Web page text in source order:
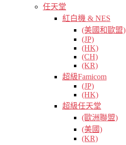
任天堂
紅白機 & NES
(美國和歐盟)
(JP)
(HK)
(CH)
(KR)
超級Famicom
(JP)
(HK)
超級任天堂
(歐洲聯盟)
(美國)
(KR)